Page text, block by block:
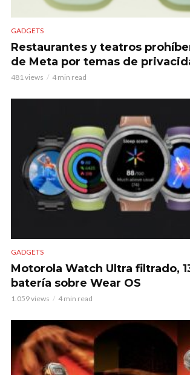
GADGETS
Restaurantes y teatros
de Meta por temas de
481 views 4 min read
GADGETS
Motorola Watch Ultra filtrado,
batería sobre Wear OS
1.059 views 4 min read